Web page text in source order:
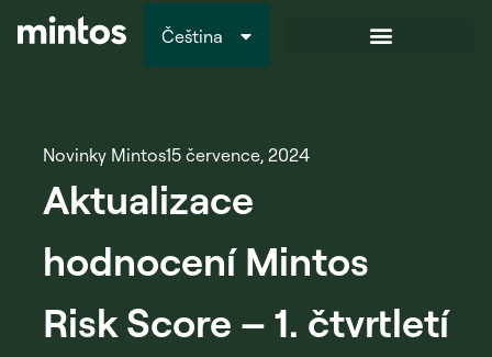
Čeština
Italiano
Novinky Mintos15 července, 2024
Aktualizace
hodnocení Mintos
Risk Score – 1. čtvrtletí